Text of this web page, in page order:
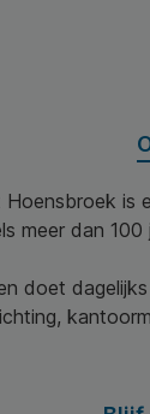
Hoensbroek is
meer dan
doet